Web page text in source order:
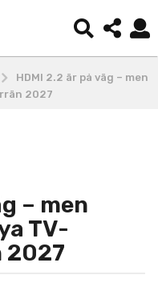
HDMI 2.2 är på väg – men
2027
– men
TV-
2027